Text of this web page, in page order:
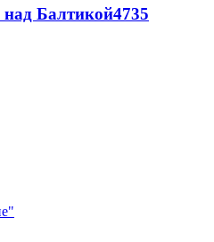
над Балтикой4735